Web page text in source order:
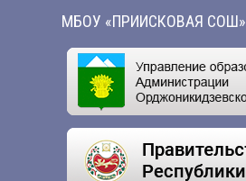
МБОУ «ПРИИСКОВАЯ СОШ»